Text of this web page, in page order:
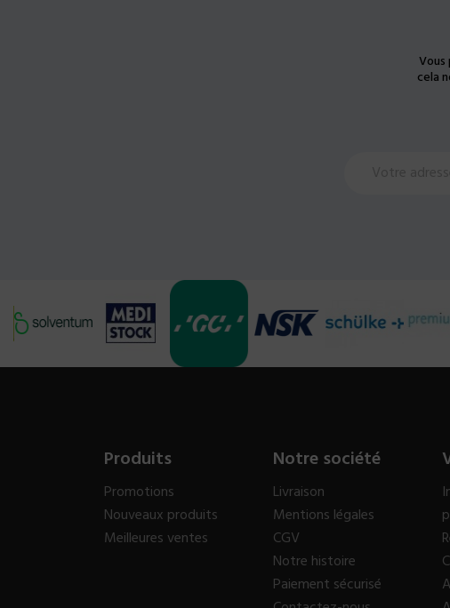
cela
Produits
Promotions
Nouveaux produits
Meilleures ventes
Notre société
Livraison
Mentions légales
CGV
Notre histoire
Paiement sécurisé